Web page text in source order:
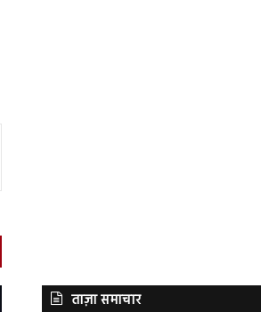
ताज़ा समाचार